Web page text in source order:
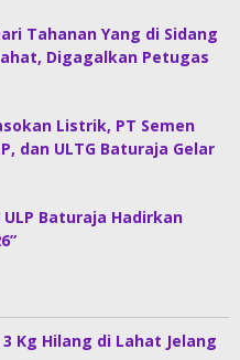
Tahanan Yang di Sidang
Digagalkan Petugas
Listrik, PT Semen
dan ULTG Baturaja Gelar
ULP Baturaja Hadirkan
3 Kg Hilang di Lahat Jelang